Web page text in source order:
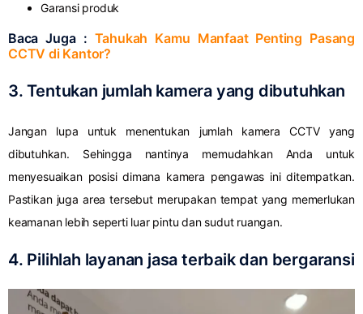
Garansi produk
Baca Juga : Tahukah Kamu Manfaat Penting Pasang
CCTV di Kantor?
3. Tentukan jumlah kamera yang dibutuhkan
Jangan lupa untuk menentukan jumlah kamera CCTV yang
dibutuhkan. Sehingga nantinya memudahkan Anda untuk
menyesuaikan posisi dimana kamera pengawas ini ditempatkan.
Pastikan juga area tersebut merupakan tempat yang memerlukan
keamanan lebih seperti luar pintu dan sudut ruangan.
4. Pilihlah layanan jasa terbaik dan bergaransi